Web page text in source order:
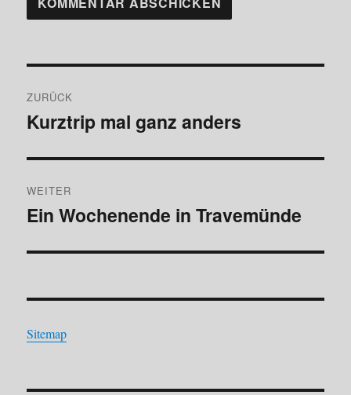
ZURÜCK
Vorheriger
Kurztrip mal ganz anders
WEITER
Nächster
Ein Wochenende in Travemünde
Sitemap